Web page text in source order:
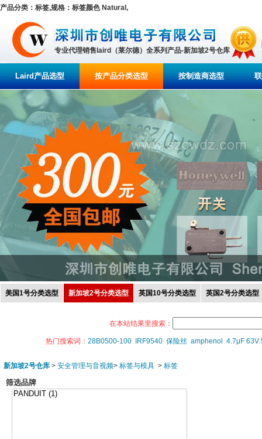
产品分类：标签,规格：标签颜色 Natural,
专业代理销售laird（莱尔德）全系列产品-新加坡2号仓库
Laird产品选型 按产品分类选型 按制造商选型
美国1号分类选型 新加坡2号分类选型 英国10号分类选型 英国2号分类选型
在本站结果里搜索：
热门搜索词： 28B0500-100 IRF9540 保险丝 amphenol 4.7μF 63V
新加坡2号仓库 > 安全管理与音视频> 标签与模具 > 标签
筛选品牌